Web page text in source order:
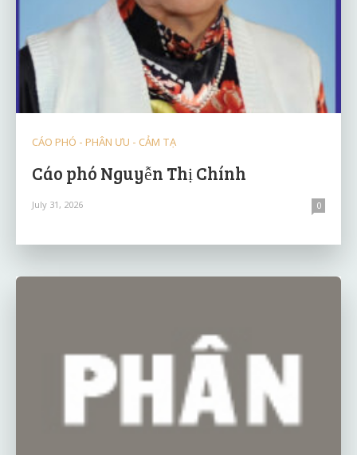
CÁO PHÓ - PHÂN ƯU - CẢM TẠ
Cáo phó Nguyễn Thị Chính
July 31, 2026 0